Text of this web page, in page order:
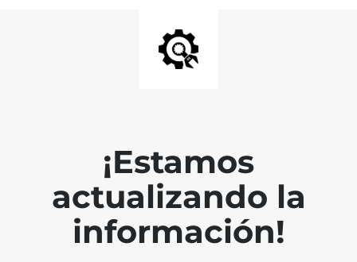
¡Estamos
actualizando la
información!